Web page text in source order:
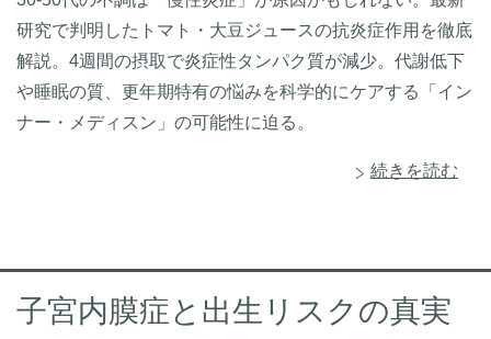
研究で判明したトマト・大豆ジュースの抗炎症作用を徹底
解説。4週間の摂取で炎症性タンパク質が減少。代謝低下
や睡眠の質、更年期特有の悩みを科学的にケアする「イン
ナー・メディスン」の可能性に迫る。
続きを読む
子宮内膜症と出生リスクの真実